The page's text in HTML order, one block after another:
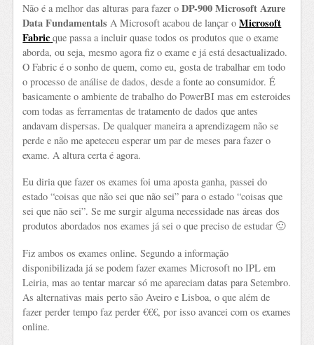
Não é a melhor das alturas para fazer oDP-900 Microsoft Azure
Data Fundamentals A Microsoft acabou de lançar oMicrosoft
Fabric que passa a incluir quase todos os produtos que o exame
aborda, ou seja, mesmo agora fiz o exame e já está desactualizado.
O Fabric é o sonho de quem, como eu, gosta de trabalhar em todo
o processo de análise de dados, desde a fonte ao consumidor. É
basicamente o ambiente de trabalho do PowerBI mas em esteroides
com todas as ferramentas de tratamento de dados que antes
andavam dispersas. De qualquer maneira a aprendizagem não se
perde e não me apeteceu esperar um par de meses para fazer o
exame. A altura certa é agora.
Eu diria que fazer os exames foi uma aposta ganha, passei do
estado “coisas que não sei que não sei” para o estado “coisas que
sei que não sei”. Se me surgir alguma necessidade nas áreas dos
produtos abordados nos exames já sei o que preciso de estudar 🙂
Fiz ambos os exames online. Segundo a informação
disponibilizada já se podem fazer exames Microsoft no IPL em
Leiria, mas ao tentar marcar só me apareciam datas para Setembro.
As alternativas mais perto são Aveiro e Lisboa, o que além de
fazer perder tempo faz perder €€€, por isso avancei com os exames
online.